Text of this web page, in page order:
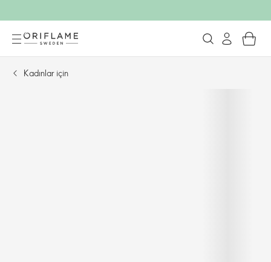
Kadınlar için